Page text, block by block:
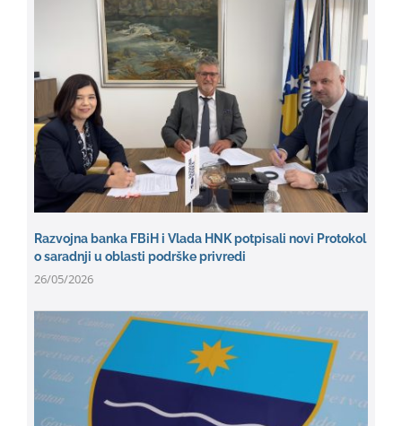
Razvojna banka FBiH i Vlada HNK potpisali novi Protokol
o saradnji u oblasti podrške privredi
26/05/2026